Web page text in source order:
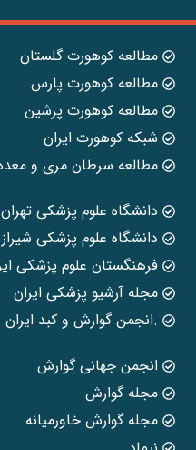
مطالعه کوهورت گلستان
مطالعه کوهورت پارس
مطالعه کوهورت پرشین
شبکه کوهورت ایران
مطالعه سرطان مری و معده
دانشگاه علوم پزشکی تهران
دانشگاه علوم پزشکی شیراز
فرهنگستان علوم پزشکی
مجله آرشیو پزشکی ایران
.انجمن گوارش و کبد ایران
انجمن جهانی گوارش
مجله گوارش
مجله گوارش خاورمیانه